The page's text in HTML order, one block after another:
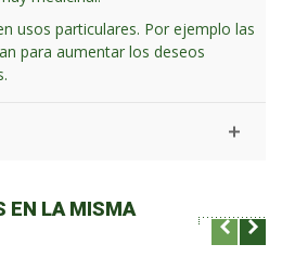
usos particulares. Por ejemplo las
para aumentar los deseos
EN LA MISMA